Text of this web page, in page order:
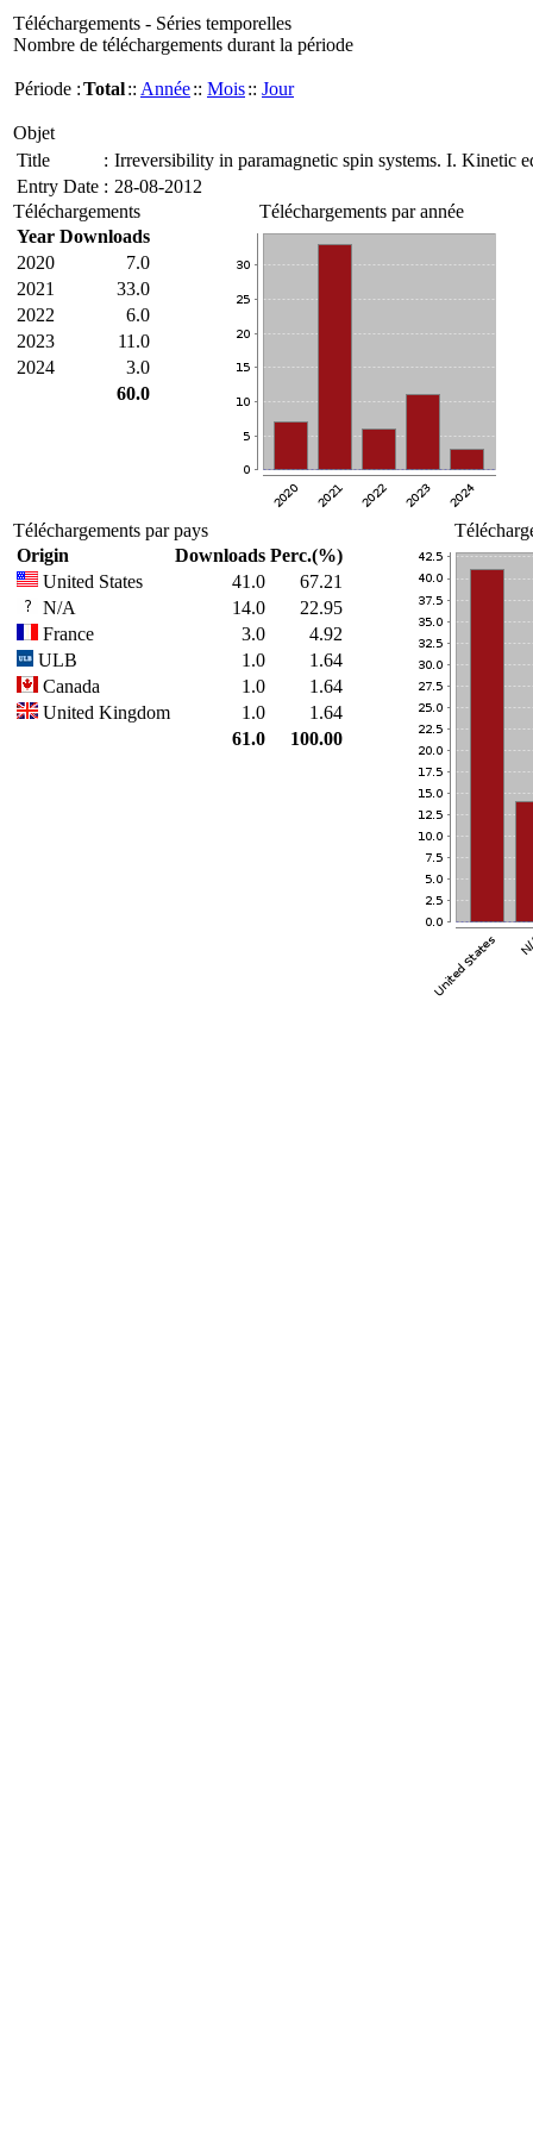
Téléchargements - Séries temporelles
Nombre de téléchargements durant la période
Période :Total:: Année:: Mois:: Jour
Objet
Title
: Irreversibility in paramagnetic spin systems. I. Kinetic
Entry Date : 28-08-2012
Téléchargements
Year Downloads
2020
7.0
2021
33.0
2022
6.0
2023
11.0
2024
3.0
60.0
Téléchargements par année
Téléchargements par pays
Origin
Downloads Perc.(%)
United States
41.0
67.21
N/A
14.0
22.95
France
3.0
4.92
ULB
1.0
1.64
Canada
1.0
1.64
United Kingdom
1.0
1.64
61.0
100.00